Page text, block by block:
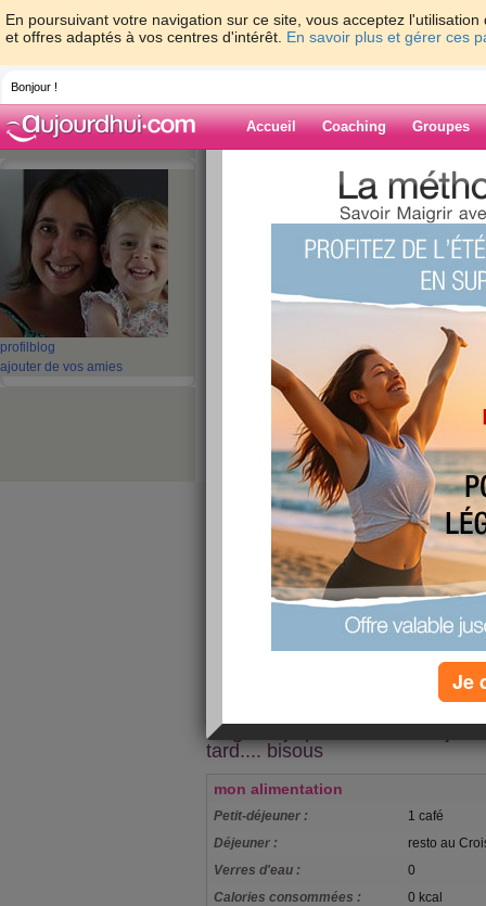
En poursuivant votre navigation sur ce site, vous acceptez
et offres adaptés à vos centres d'intérêt. En savoir plus et gérer ces
Bonjour !
Accueil Coaching Groupes
profil blog
ajouter de vos amies
> > je suis
Blog de
je suis contente...
cette semaine
réussi à perdre
blogs, là je pars au Croisic, je
tard.... bisous
mon alimentation
Petit-déjeuner :
1 café
Déjeuner :
resto au
Verres d'eau :
0
Calories consommées :
0 kcal
Je